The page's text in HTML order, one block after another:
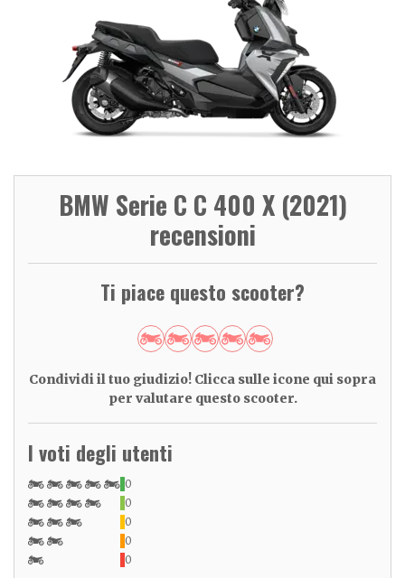
BMW Serie C C 400 X (2021)
recensioni
Ti piace questo scooter?
Condividi il tuo giudizio! Clicca sulle icone qui sopra
per valutare questo scooter.
I voti degli utenti
0
0
0
0
0